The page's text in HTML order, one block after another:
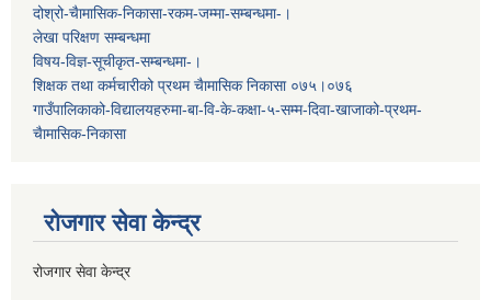
दोश्रो-चैामासिक-निकासा-रकम-जम्मा-सम्बन्धमा-।
लेखा परिक्षण सम्बन्धमा
विषय-विज्ञ-सूचीकृत-सम्बन्धमा-।
शिक्षक तथा कर्मचारीको प्रथम च‌ैामासिक निकासा ०७५।०७६
गाउँपालिकाको-विद्यालयहरुमा-बा-वि-के-कक्षा-५-सम्म-दिवा-खाजाको-प्रथम-
चैामासिक-निकासा
रोजगार सेवा केन्द्र
रोजगार सेवा केन्द्र